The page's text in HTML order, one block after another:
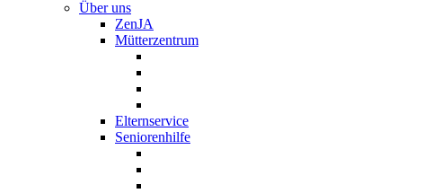
Über uns
ZenJA
Mütterzentrum
Elternservice
Seniorenhilfe